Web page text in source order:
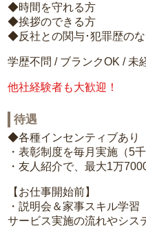
◆時間を守れる方
◆挨拶のできる方
◆反社との関与･犯罪歴の
学歴不問 / ブランクOK / 未
他社経験者も大歓迎！
待遇
◆各種インセンティブあり
・表彰制度を毎月実施（5
・友人紹介で、最大1万
【お仕事開始前】
・説明会＆家事スキル学習
サービス実施の流れやシス